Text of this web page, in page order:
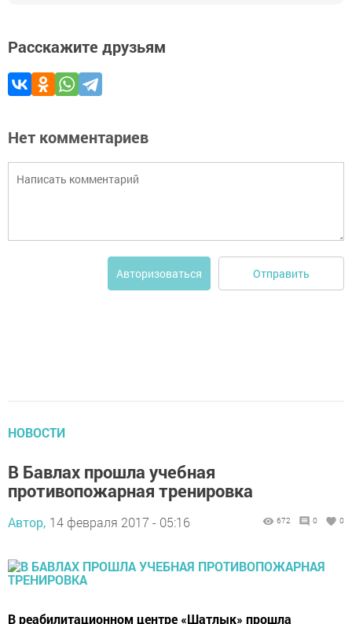
Расскажите друзьям
Нет комментариев
Авторизоваться Отправить
НОВОСТИ
В Бавлах прошла учебная
противопожарная тренировка
Автор, 14 февраля 2017 - 05:16 672 0 0
В реабилитационном центре «Шатлык» прошла